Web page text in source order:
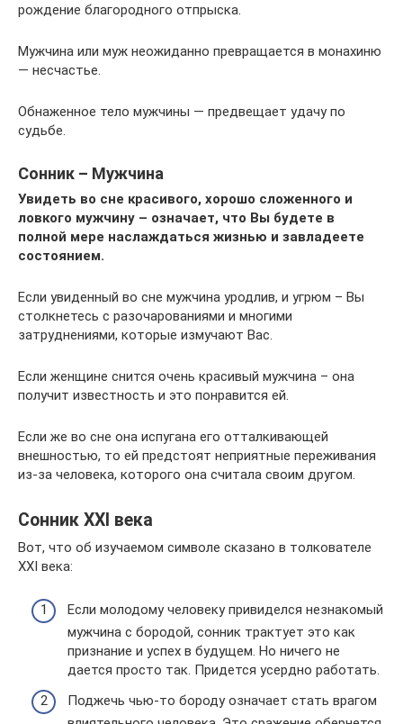
рождение благородного отпрыска.
Мужчина или муж неожиданно превращается в монахиню
— несчастье.
Обнаженное тело мужчины — предвещает удачу по
судьбе.
Сонник – Мужчина
Увидеть во сне красивого, хорошо сложенного и
ловкого мужчину – означает, что Вы будете в
полной мере наслаждаться жизнью и завладеете
состоянием.
Если увиденный во сне мужчина уродлив, и угрюм – Вы
столкнетесь с разочарованиями и многими
затруднениями, которые измучают Вас.
Если женщине снится очень красивый мужчина – она
получит известность и это понравится ей.
Если же во сне она испугана его отталкивающей
внешностью, то ей предстоят неприятные переживания
из-за человека, которого она считала своим другом.
Сонник XXI века
Вот, что об изучаемом символе сказано в толкователе
XXI века:
Если молодому человеку привиделся незнакомый
мужчина с бородой, сонник трактует это как
признание и успех в будущем. Но ничего не
дается просто так. Придется усердно работать.
Поджечь чью-то бороду означает стать врагом